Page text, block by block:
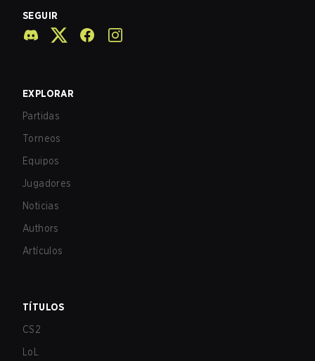
SEGUIR
EXPLORAR
Partidas
Torneos
Equipos
Jugadores
Noticias
Authors
Artículos
TÍTULOS
CS2
LoL